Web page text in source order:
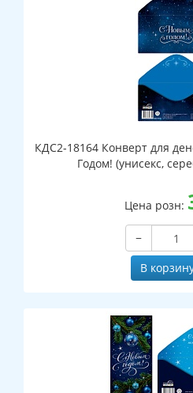
КДС2-18164 Конверт для
Годом! (унисекс,
Цена розн:
−
В